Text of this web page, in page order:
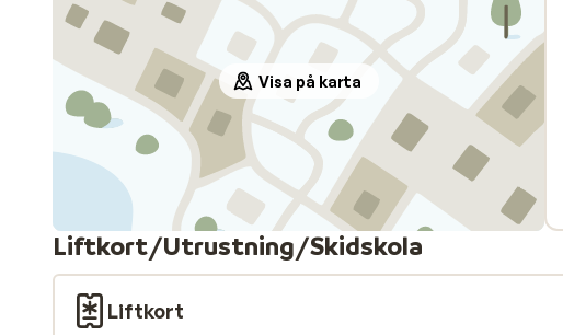
Visa på karta
Liftkort/Utrustning/Skidskola
Liftkort